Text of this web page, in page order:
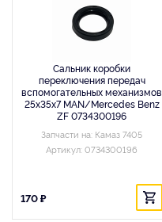
Сальник коробки
переключения передач
вспомогательных механизмов
25x35x7 MAN/Mercedes Benz
ZF 0734300196
Запчасти на: Камаз 7405
Артикул: 0734300196
170 ₽